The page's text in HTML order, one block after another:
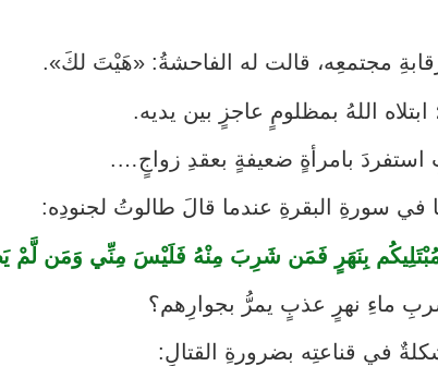
مجتمعِه، قالت له الفاحشةُ: «هَيْتَ لكَ».
اللهُ بمظلومٍ عاجزٍ بين يديه.
بامرأةٍ ضعيفةٍ بعقدِ زواجٍ….
في سورةِ البقرةِ عندما قالَ طالوتُ لجنودِه:
مُبْتَلِيكُم بِنَهَرٍ فَمَن شَرِبَ مِنْهُ فَلَيْسَ مِنِّي وَمَن لَّمْ
ماءِ نهرٍ عذبٍ يمرُّ بجوارِهم؟
في قناعتِه بضرورةِ القتالِ: